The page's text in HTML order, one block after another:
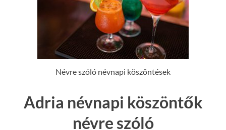
Névre szóló névnapi köszöntések
Adria névnapi köszöntők
névre szóló